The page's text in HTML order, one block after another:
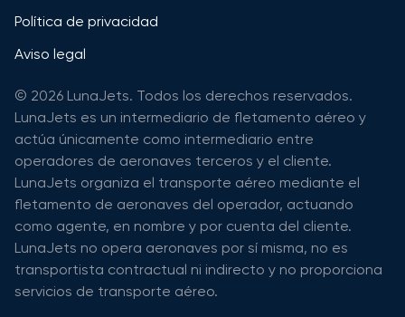
Política de privacidad
Aviso legal
© 2026 LunaJets. Todos los derechos reservados.
LunaJets es un intermediario de fletamento aéreo y
actúa únicamente como intermediario entre
operadores de aeronaves terceros y el cliente.
LunaJets organiza el transporte aéreo mediante el
fletamento de aeronaves del operador, actuando
como agente, en nombre y por cuenta del cliente.
LunaJets no opera aeronaves por sí misma, no es
transportista contractual ni indirecto y no proporciona
servicios de transporte aéreo.